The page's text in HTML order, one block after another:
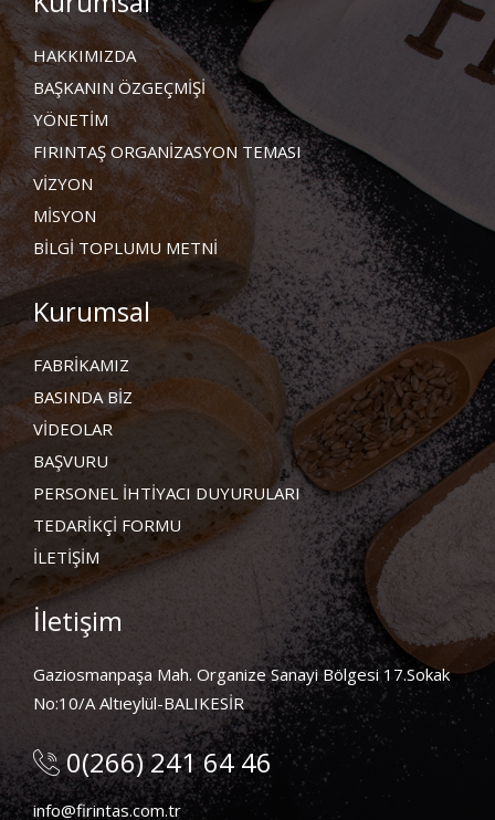
HAKKIMIZDA
BAŞKANIN ÖZGEÇMİŞİ
YÖNETİM
FIRINTAŞ ORGANİZASYON TEMASI
VİZYON
MİSYON
BİLGİ TOPLUMU METNİ
Kurumsal
FABRİKAMIZ
BASINDA BİZ
VİDEOLAR
BAŞVURU
PERSONEL İHTİYACI DUYURULARI
TEDARİKÇİ FORMU
İLETİŞİM
İletişim
Gaziosmanpaşa Mah. Organize Sanayi Bölgesi 17.Sokak
No:10/A Altıeylül-BALIKESİR
0(266) 241 64 46
info@firintas.com.tr